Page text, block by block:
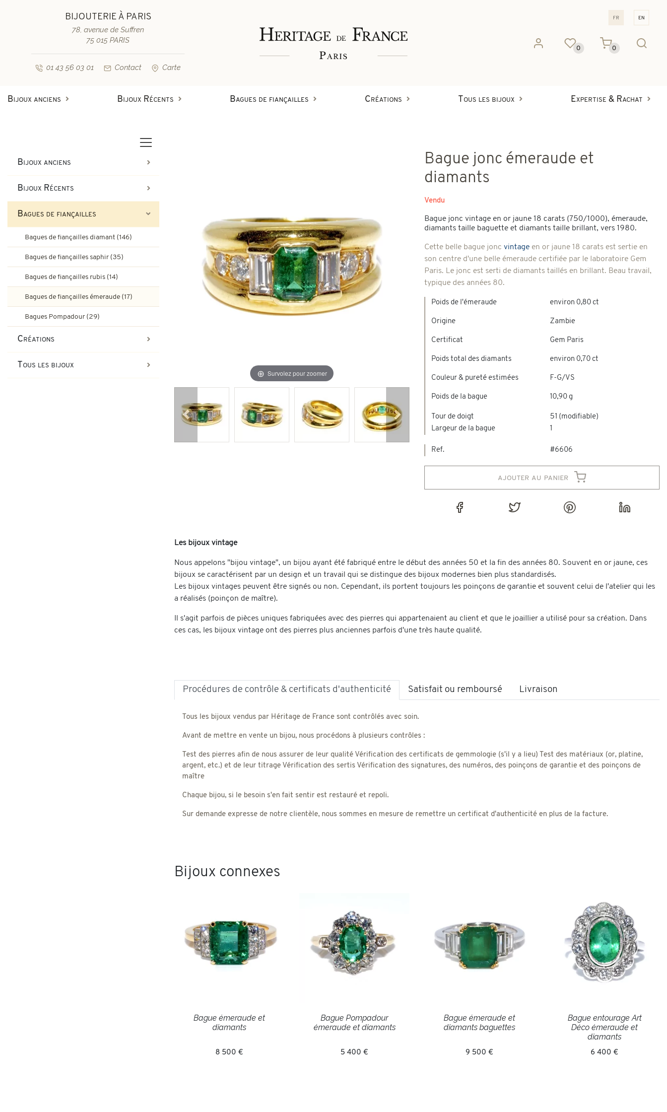
fr en
BIJOUTERIE À PARIS
78, avenue de Suffren
75 015 PARIS
01 43 56 03 01 Contact Carte
0 0
Bijoux anciens
Boucles d'oreilles anciennes
Bagues Art-Déco
Bagues Tank
Bijoux vintage
Bijoux Récents
Bagues vintage & d'occasion
Boucles d'oreilles vintage & d'occasion
Broches et autres bijoux vintage & d'occasion
Bagues de fiançailles
Bagues de fiançailles diamant
Bagues de fiançailles rubis
Bagues de fiançailles émeraude
Créations
Créations en pierres de couleur
Tous les bijoux
Broches & autres
Colliers & Pendentifs
Expertise & Rachat
Bijoux anciens
Bijoux Récents
Bagues de fiançailles
Bagues de fiançailles diamant (146)
Bagues de fiançailles saphir (35)
Bagues de fiançailles rubis (14)
Bagues de fiançailles émeraude (17)
Bagues Pompadour (29)
Créations
Tous les bijoux
Survolez pour zoomer
Précédent Suivant
Bague jonc émeraude et
diamants
Vendu
Bague jonc vintage en or jaune 18 carats (750/1000), émeraude,
diamants taille baguette et diamants taille brillant, vers 1980.
Cette belle bague jonc vintage en or jaune 18 carats est sertie en
son centre d'une belle émeraude certifiée par le laboratoire Gem
Paris. Le jonc est serti de diamants taillés en brillant. Beau travail,
typique des années 80.
Poids de l'émeraude
Origine
Certificat
Poids total des diamants
Couleur & pureté estimées
Poids de la bague
environ 0,80 ct
Zambie
Gem Paris
environ 0,70 ct
F-G/VS
10,90 g
Tour de doigt
51 (modifiable)
Largeur de la bague
1
Ref. #6606
ajouter au panier
Les bijoux vintage
Nous appelons "bijou vintage", un bijou ayant été fabriqué entre le début des années 50 et la fin des années 80. Souvent en or jaune, ces
bijoux se caractérisent par un design et un travail qui se distingue des bijoux modernes bien plus standardisés.
Les bijoux vintages peuvent être signés ou non. Cependant, ils portent toujours les poinçons de garantie et souvent celui de l'atelier qui les
a réalisés (poinçon de maître).
Il s'agit parfois de pièces uniques fabriquées avec des pierres qui appartenaient au client et que le joaillier a utilisé pour sa création. Dans
ces cas, les bijoux vintage ont des pierres plus anciennes parfois d'une très haute qualité.
Procédures de contrôle & certificats d'authenticité Satisfait ou remboursé Livraison
Tous les bijoux vendus par Héritage de France sont contrôlés avec soin.
Avant de mettre en vente un bijou, nous procédons à plusieurs contrôles :
Test des pierres afin de nous assurer de leur qualité Vérification des certificats de gemmologie (s'il y a lieu) Test des matériaux (or, platine,
argent, etc.) et de leur titrage Vérification des sertis Vérification des signatures, des numéros, des poinçons de garantie et des poinçons de
maître
Chaque bijou, si le besoin s'en fait sentir est restauré et repoli.
Sur demande expresse de notre clientèle, nous sommes en mesure de remettre un certificat d'authenticité en plus de la facture.
Bijoux connexes
Bague émeraude et
diamants
8 500 €
Bague Pompadour
émeraude et diamants
5 400 €
Bague émeraude et
diamants baguettes
9 500 €
Bague entourage Art
Déco émeraude et
diamants
6 400 €